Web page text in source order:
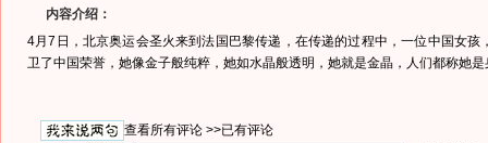
内容介绍：
4月7日，北京奥运会圣火来到法国巴黎传递，在传递的过程中，一位中国女孩
卫了中国荣誉，她像金子般纯粹，她如水晶般透明，她就是金晶，人们都称她
查看所有评论 >>已有评论